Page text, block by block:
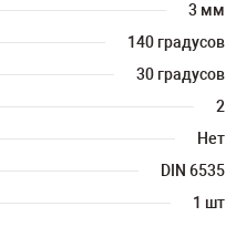
3 мм
140 градусов
30 градусов
2
Нет
DIN 6535
1 шт